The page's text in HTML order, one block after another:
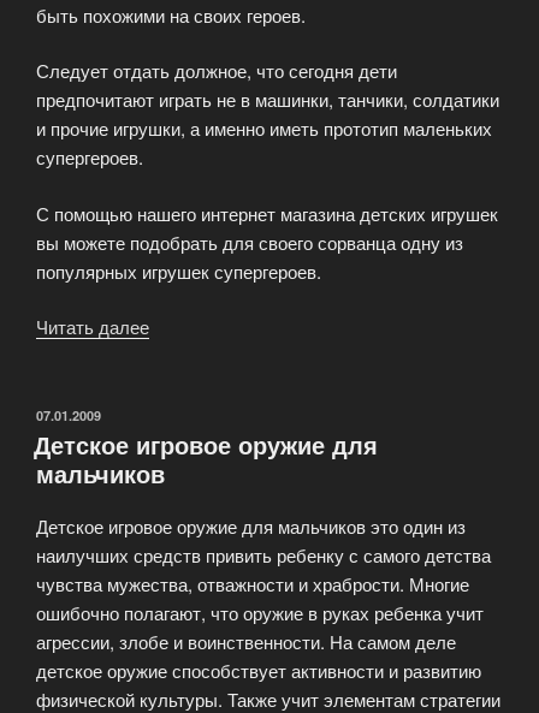
быть похожими на своих героев.
Следует отдать должное, что сегодня дети
предпочитают играть не в машинки, танчики, солдатики
и прочие игрушки, а именно иметь прототип маленьких
супергероев.
С помощью нашего интернет магазина детских игрушек
вы можете подобрать для своего сорванца одну из
популярных игрушек супергероев.
Читать далее
ОПУБЛИКОВАНО
07.01.2009
Детское игровое оружие для
мальчиков
Детское игровое оружие для мальчиков это один из
наилучших средств привить ребенку с самого детства
чувства мужества, отважности и храбрости. Многие
ошибочно полагают, что оружие в руках ребенка учит
агрессии, злобе и воинственности. На самом деле
детское оружие способствует активности и развитию
физической культуры. Также учит элементам стратегии